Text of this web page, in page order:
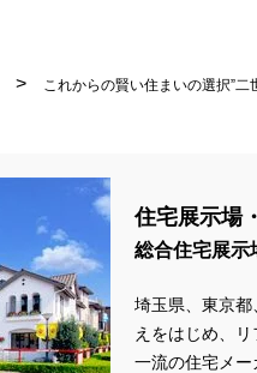
これからの賢い住まいの選択”二
住宅展示場
総合住宅展示
埼玉県、東京都
えをはじめ、
一流の住宅メ